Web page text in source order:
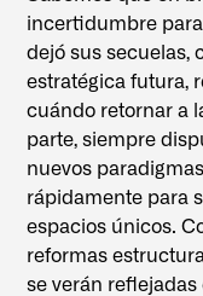
incertidumbre
dejó sus secuelas,
estratégica futura,
cuándo retornar a
parte, siempre
nuevos
rápidamente para
espacios únicos.
reformas
se verán reflejadas